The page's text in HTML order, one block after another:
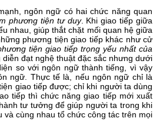
ngôn ngữ có hai chức năng quan
phương tiện tư duy. Khi giao tiếp giữa
nhau, giúp thắt chặt mối quan hệ giữa
phương tiện giao tiếp khác như cử
tiện giao tiếp trọng yếu nhất của
đạt nghệ thuật đặc sắc nhưng dưới
so với ngôn ngữ thành tiếng, vì vậy
ngữ. Thực tế là, nếu ngôn ngữ chỉ là
giao tiếp được; chỉ khi người ta dùng
tiếp thì chức năng giao tiếp mới xuất
tư tưởng để giúp người ta trong khi
cùng nhau tổ chức công tác trên mọi